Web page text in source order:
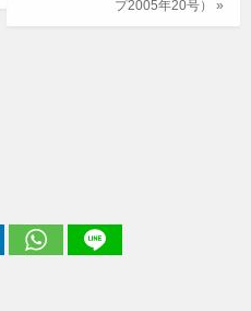
プ2005年20号） »